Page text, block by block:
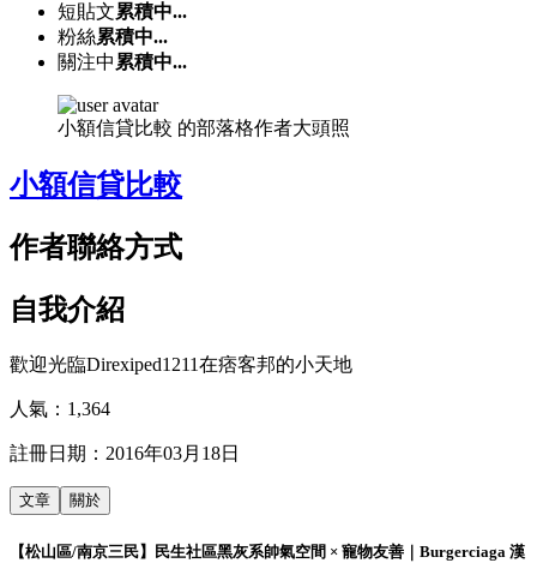
短貼文累積中...
粉絲累積中...
關注中 累積中...
小額信貸比較 的部落格作者大頭照
小額信貸比較
作者聯絡方式
自我介紹
歡迎光臨Direxiped1211在痞客邦的小天地
人氣： 1,364
註冊日期： 2016年03月18日
文章 關於
【松山區/南京三民】民生社區黑灰系帥氣空間 × 寵物友善｜Burgerciaga 漢